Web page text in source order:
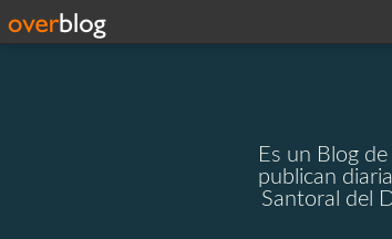
Es un Blog
publican
Santoral del